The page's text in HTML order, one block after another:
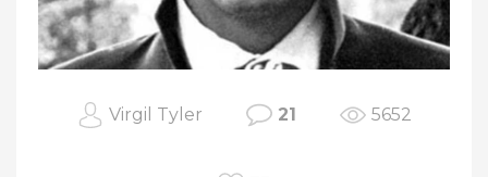
Virgil Tyler 21 5652